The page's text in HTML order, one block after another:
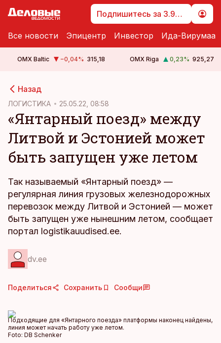
Подпишитесь за 3.99 €
Все новости Эпицентр Инвестор Ида-Вирумаа
OMX Baltic −0,04% 315,18 OMX Riga 0,23% 925,27
Назад
ЛОГИСТИКА 25.05.22, 08:58
«Янтарный поезд» между
Литвой и Эстонией может
быть запущен уже летом
Так называемый «Янтарный поезд» —
регулярная линия грузовых железнодорожных
перевозок между Литвой и Эстонией — может
быть запущен уже нынешним летом, сообщает
портал logistikauudised.ee.
dv.ee
Поделиться Сохранить Сообщи
Подходящие для «Янтарного поезда» платформы наконец найдены,
линия может начать работу уже летом.
Foto: DB Schenker